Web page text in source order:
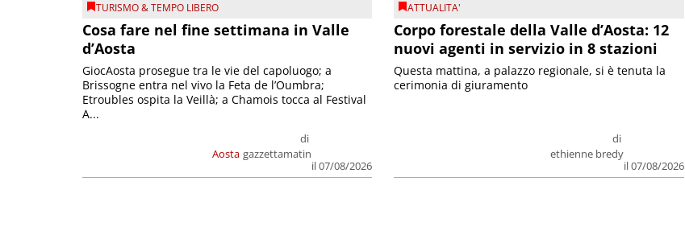
TURISMO & TEMPO LIBERO
Cosa fare nel fine settimana in Valle
d’Aosta
Aosta
di
gazzettamatin
il 07/08/2026
GiocAosta prosegue tra le vie del capoluogo; a
Brissogne entra nel vivo la Feta de l’Oumbra;
Etroubles ospita la Veillà; a Chamois tocca al Festival
A...
ATTUALITA'
Corpo forestale della Valle d’Aosta: 12
nuovi agenti in servizio in 8 stazioni
di
ethienne bredy
il 07/08/2026
Questa mattina, a palazzo regionale, si è tenuta la
cerimonia di giuramento